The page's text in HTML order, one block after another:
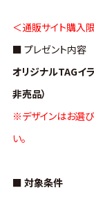
＜通販サイト購入
■ プレゼント内容
オリジナルTAGイ
非売品）
※デザインはお選
い。
■ 対象条件